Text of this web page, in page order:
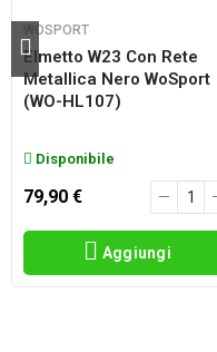
WOSPORT
Elmetto W23 Con Rete
Metallica Nero WoSport
(WO-HL107)
Disponibile
79,90 €
Aggiungi